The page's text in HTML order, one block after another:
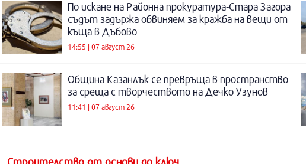
По искане на Районна прокуратура-Стара Загора
съдът задържа обвиняем за кражба на вещи от
къща в Дъбово
14:55 | 07 август 26
Община Казанлък се превръща в пространство
за среща с творчеството на Дечко Узунов
11:41 | 07 август 26